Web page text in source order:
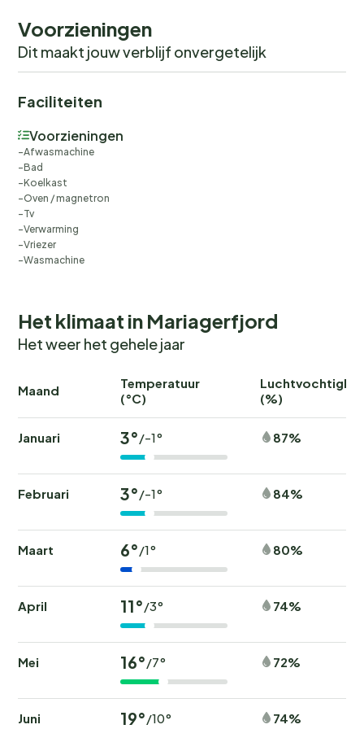
gewährleisten.
Voorzieningen
Dit maakt jouw verblijf onvergetelijk
Faciliteiten
Voorzieningen
Afwasmachine
Bad
Koelkast
Oven / magnetron
Tv
Verwarming
Vriezer
Wasmachine
Het klimaat in Mariagerfjord
Het weer het gehele jaar
Maand
Temperatuur
(°C)
(%)
Januari 3°/-1° 87%
Februari 3°/-1° 84%
Maart 6°/1° 80%
April 11°/3° 74%
Mei 16°/7° 72%
Juni 19°/10° 74%